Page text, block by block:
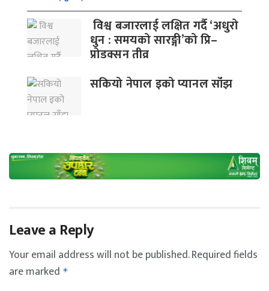
विश्व बजारलाई लक्षित गर्दै ‘अधुरो
धुन : समयको सारङ्गी’को प्रि–
प्रोडक्सन तीव्र
सकियो नेपाल इको प्यानल साँंझ
Leave a Reply
Your email address will not be published.Required fields
are marked *